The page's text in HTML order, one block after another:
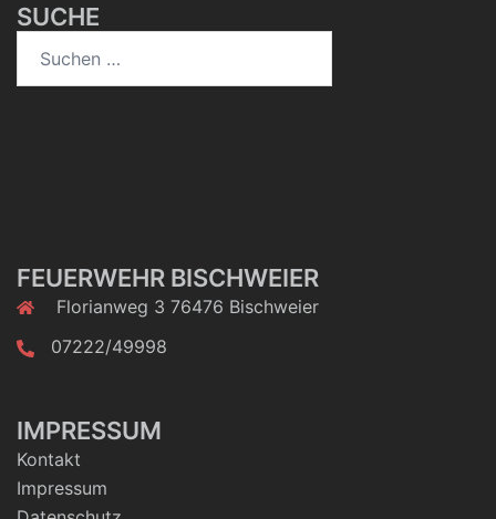
SUCHE
FEUERWEHR BISCHWEIER
Florianweg 3 76476 Bischweier
07222/49998
IMPRESSUM
Kontakt
Impressum